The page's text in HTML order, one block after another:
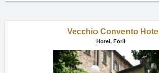
Vecchio Convento Hotel
Hotel, Forli